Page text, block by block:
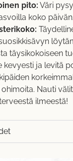
pito: Väri
koko päivän.
täysikokoiseen
kevyesti ja levitä
Nauti
ilmeestä!